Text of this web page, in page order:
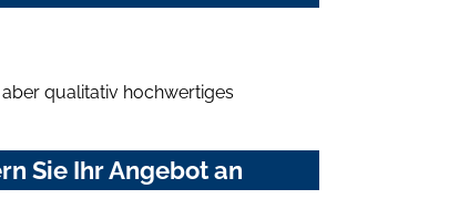
qualitativ hochwertiges
Sie Ihr Angebot an